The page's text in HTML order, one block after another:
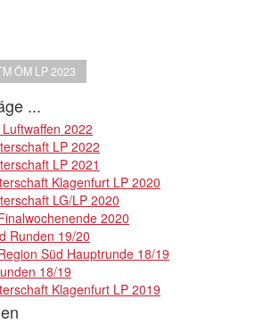
ÖM LP 2023
...
2022
LP 2022
LP 2021
Klagenfurt LP 2020
LG/LP 2020
2020
Runden 19/20
Süd Hauptrunde 18/19
18/19
Klagenfurt LP 2019